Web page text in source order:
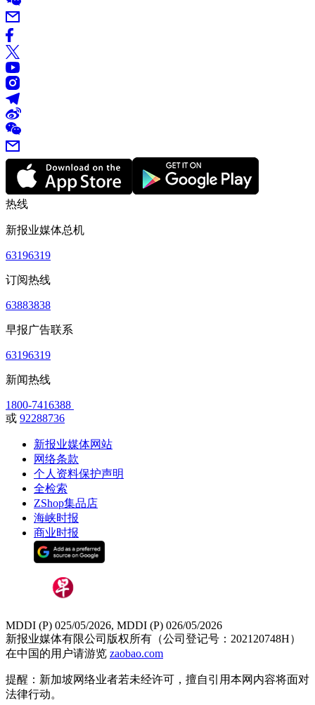
热线
新报业媒体总机
63196319
订阅热线
63883838
早报广告联系
63196319
新闻热线
1800-7416388
或 92288736
新报业媒体网站
网络条款
个人资料保护声明
全检索
ZShop集品店
海峡时报
商业时报
MDDI (P) 025/05/2026, MDDI (P) 026/05/2026
新报业媒体有限公司版权所有（公司登记号：202120748H）
在中国的用户请游览 zaobao.com
提醒：新加坡网络业者若未经许可，擅自引用本网内容将面对
法律行动。